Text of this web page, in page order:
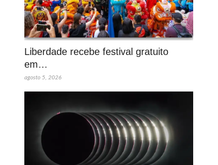
Liberdade recebe festival gratuito
em…
agosto 5, 2026